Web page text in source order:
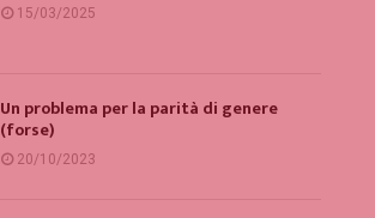
15/03/2025
Un problema per la parità di genere
(forse)
20/10/2023